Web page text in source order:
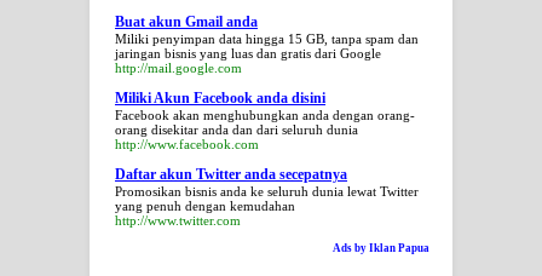
Buat akun Gmail anda
Miliki penyimpan data hingga 15 GB, tanpa spam dan
jaringan bisnis yang luas dan gratis dari Google
http://mail.google.com
Miliki Akun Facebook anda disini
Facebook akan menghubungkan anda dengan orang-
orang disekitar anda dan dari seluruh dunia
http://www.facebook.com
Daftar akun Twitter anda secepatnya
Promosikan bisnis anda ke seluruh dunia lewat Twitter
yang penuh dengan kemudahan
http://www.twitter.com
Ads by Iklan Papua